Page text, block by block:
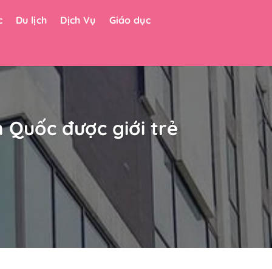
Du lịch Dịch Vụ Giáo dục
Quốc được giới trẻ